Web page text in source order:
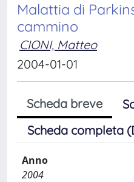
Malattia di
cammino
CIONI, Matteo
2004-01-01
Scheda breve
Scheda completa
Anno
2004